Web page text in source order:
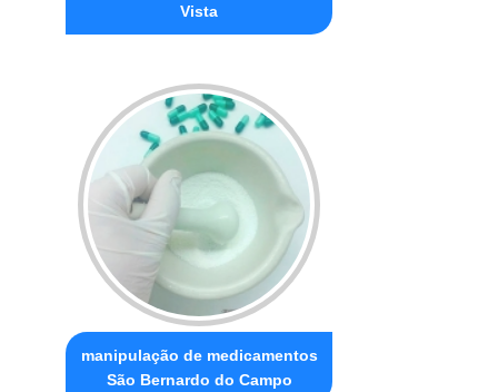
Vista
manipulação de medicamentos
São Bernardo do Campo